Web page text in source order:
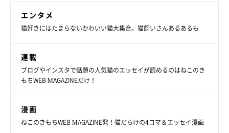
エンタメ
猫好きにはたまらないかわいい猫大集合。猫飼いさんあるあるも
連載
ブログやインスタで話題の人気猫のエッセイが読めるのはねこのき
もちWEB MAGAZINEだけ！
漫画
ねこのきもちWEB MAGAZINE発！猫だらけの4コマ＆エッセイ漫画